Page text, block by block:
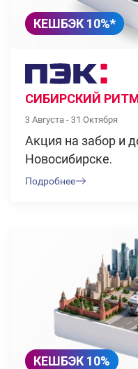
КЕШБЭК 10%*
СИБИРСКИЙ
3 Августа - 31 Октября
Акция на забор и
Новосибирске.
Подробнее
КЕШБЭК 10%